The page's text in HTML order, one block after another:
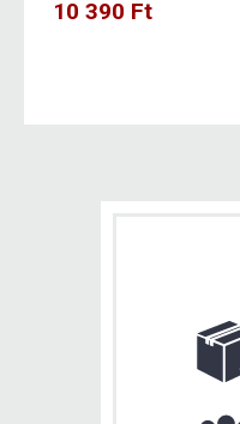
10 390 Ft